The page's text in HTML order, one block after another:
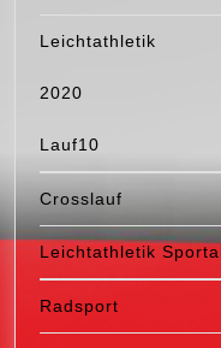
Leichtathletik
2020
Lauf10
Crosslauf
Leichtathletik
Radsport